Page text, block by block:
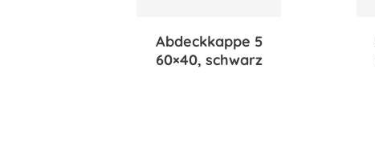
Abdeckkappe 5
60×40, schwarz